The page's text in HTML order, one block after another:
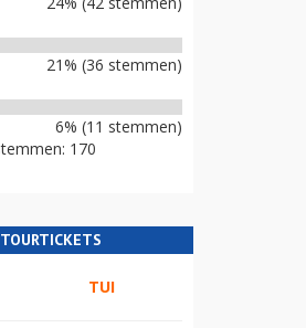
21% (36 stemmen)
6% (11 stemmen)
170
TUI